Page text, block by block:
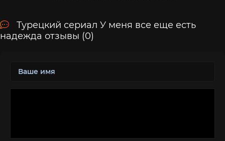
Турецкий сериал У меня все еще есть
надежда отзывы (0)